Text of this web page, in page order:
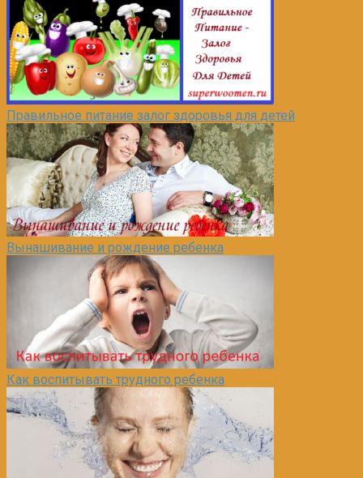
Правильное питание залог здоровья для детей
Вынашивание и рождение ребенка
Как воспитывать трудного ребенка